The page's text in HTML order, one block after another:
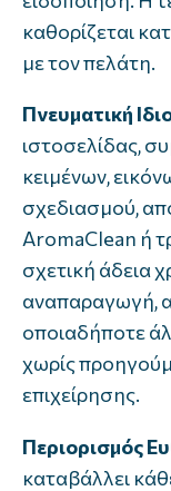
καθορίζεται
με τον πελάτη.
Πνευματική
ιστοσελίδας,
κειμένων,
σχεδιασμού,
AromaClean ή
σχετική άδεια
αναπαραγωγή,
οποιαδήποτε
χωρίς
επιχείρησης.
Περιορισμός
καταβάλλει